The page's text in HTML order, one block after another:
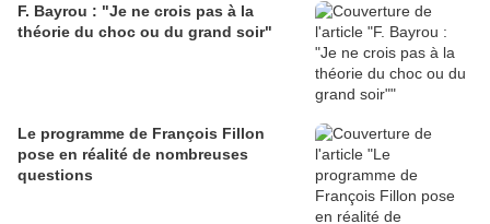
F. Bayrou : "Je ne crois pas à la
théorie du choc ou du grand soir"
Le programme de François Fillon
pose en réalité de nombreuses
questions